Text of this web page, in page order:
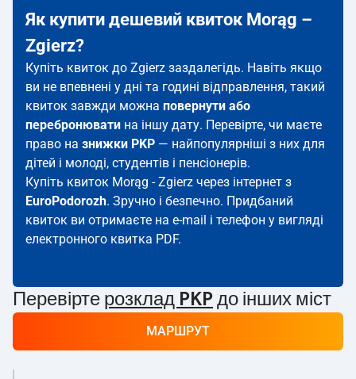
Як купити дешевий квиток Morąg –
Zgierz?
Купіть квиток до Zgierz заздалегідь. Навіть якщо
ви не впевнені у дні та годині відправлення, такий
квиток завжди можна повернути або
перебронювати на іншу дату. Перевірте, чи маєте
право на знижки PKP — найпопулярніші з них для
дітей і молоді, студентів і пенсіонерів.
Купіть квиток Morąg - Zgierz через інтернет з
EuroPodorozh. Зручно і безпечно. Придбаний
квиток ви отримаєте на e-mail і телефон у вигляді
електронного квитка PDF.
Перевірте розклад PKP до інших міст
МАРШРУТ